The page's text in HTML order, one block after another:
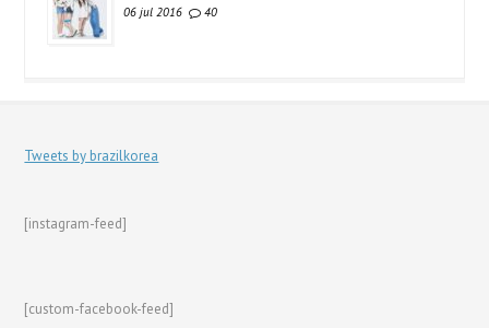
06 jul 2016 40
Tweets by brazilkorea
[instagram-feed]
[custom-facebook-feed]